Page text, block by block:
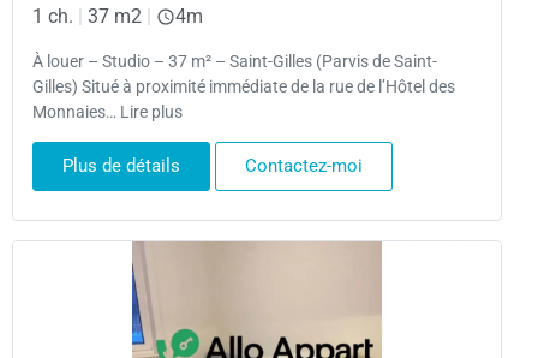
1 ch. 37 m2 4m
À louer – Studio – 37 m² – Saint-Gilles (Parvis de Saint-
Gilles) Situé à proximité immédiate de la rue de l’Hôtel des
Monnaies… Lire plus
Plus de détails Contactez-moi